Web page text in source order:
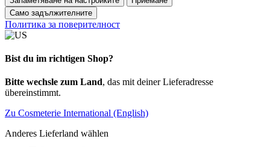
Само задължителните
Политика за поверителност
Bist du im richtigen Shop?
Bitte wechsle zum Land, das mit deiner Lieferadresse
übereinstimmt.
Zu Cosmeterie International (English)
Anderes Lieferland wählen